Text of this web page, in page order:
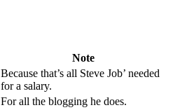
Note
Because that’s all Steve Job’ needed
for a salary.
For all the blogging he does.